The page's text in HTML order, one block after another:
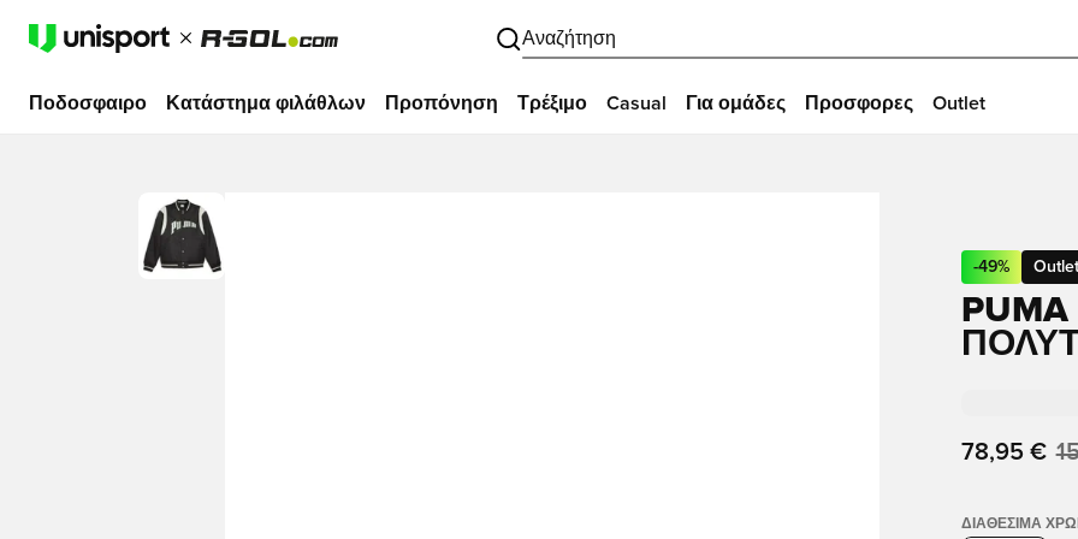
Αναζήτηση
Ποδοσφαιρο Κατάστημα φιλάθλων Προπόνηση Τρέξιμο Casual Για ομάδες Προσφορες Outlet
-49% Outlet
78,95 €
ΔΙΑΘΈΣΙΜΑ